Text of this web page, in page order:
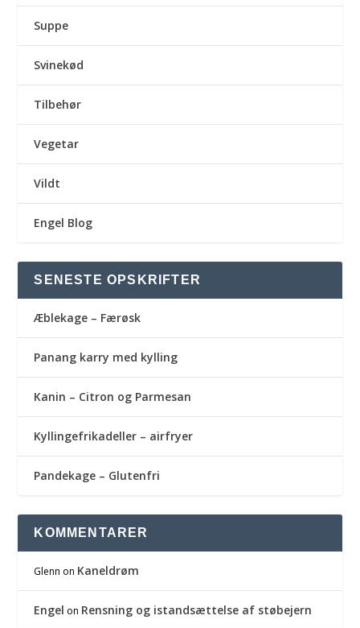
Suppe
Svinekød
Tilbehør
Vegetar
Vildt
Engel Blog
SENESTE OPSKRIFTER
Æblekage – Færøsk
Panang karry med kylling
Kanin – Citron og Parmesan
Kyllingefrikadeller – airfryer
Pandekage – Glutenfri
KOMMENTARER
Glenn on Kaneldrøm
Engel on Rensning og istandsættelse af støbejern